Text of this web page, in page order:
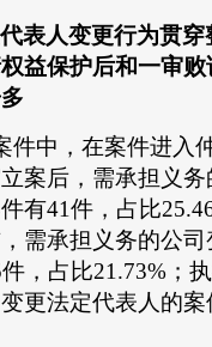
代表人变更行为贯
益保护后和一审
件中，在案件进入
案后，需承担义务
有41件，占比
需承担义务的公
，占比21.73%；
更法定代表人的案